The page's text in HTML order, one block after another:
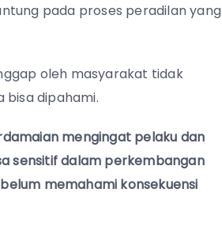
pada proses peradilan yang
oleh masyarakat tidak
bisa dipahami.
mengingat pelaku dan
sensitif dalam perkembangan
memahami konsekuensi